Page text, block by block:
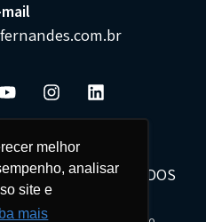
melhor
analisar
site e
mais
DE ADVOGADOS
0001-02